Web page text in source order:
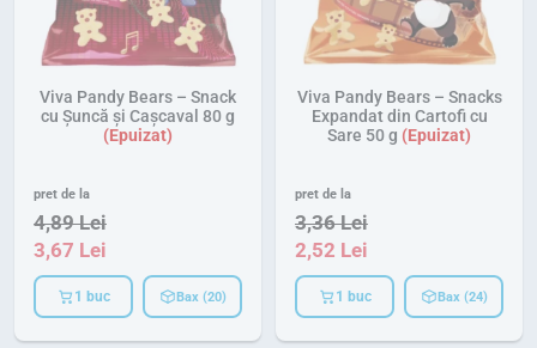
Viva Pandy Bears – Snack
cu Șuncă și Cașcaval 80 g
pret de la
4,89Lei
3,67 Lei
1 buc Bax (20)
Viva Pandy Bears – Snacks
Expandat din Cartofi cu
Sare 50 g
pret de la
3,36Lei
2,52 Lei
1 buc Bax (24)